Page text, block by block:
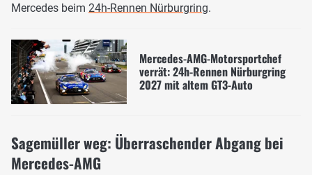
Mercedes beim 24h-Rennen Nürburgring.
Mercedes-AMG-Motorsportchef
verrät: 24h-Rennen Nürburgring
2027 mit altem GT3-Auto
Sagemüller weg: Überraschender Abgang bei
Mercedes-AMG